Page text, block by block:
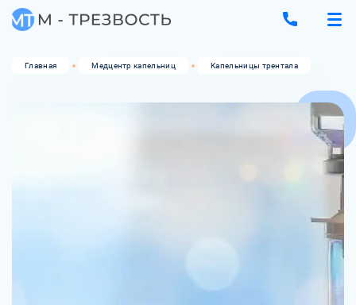
Главная Медцентр капельниц Капельницы трентала